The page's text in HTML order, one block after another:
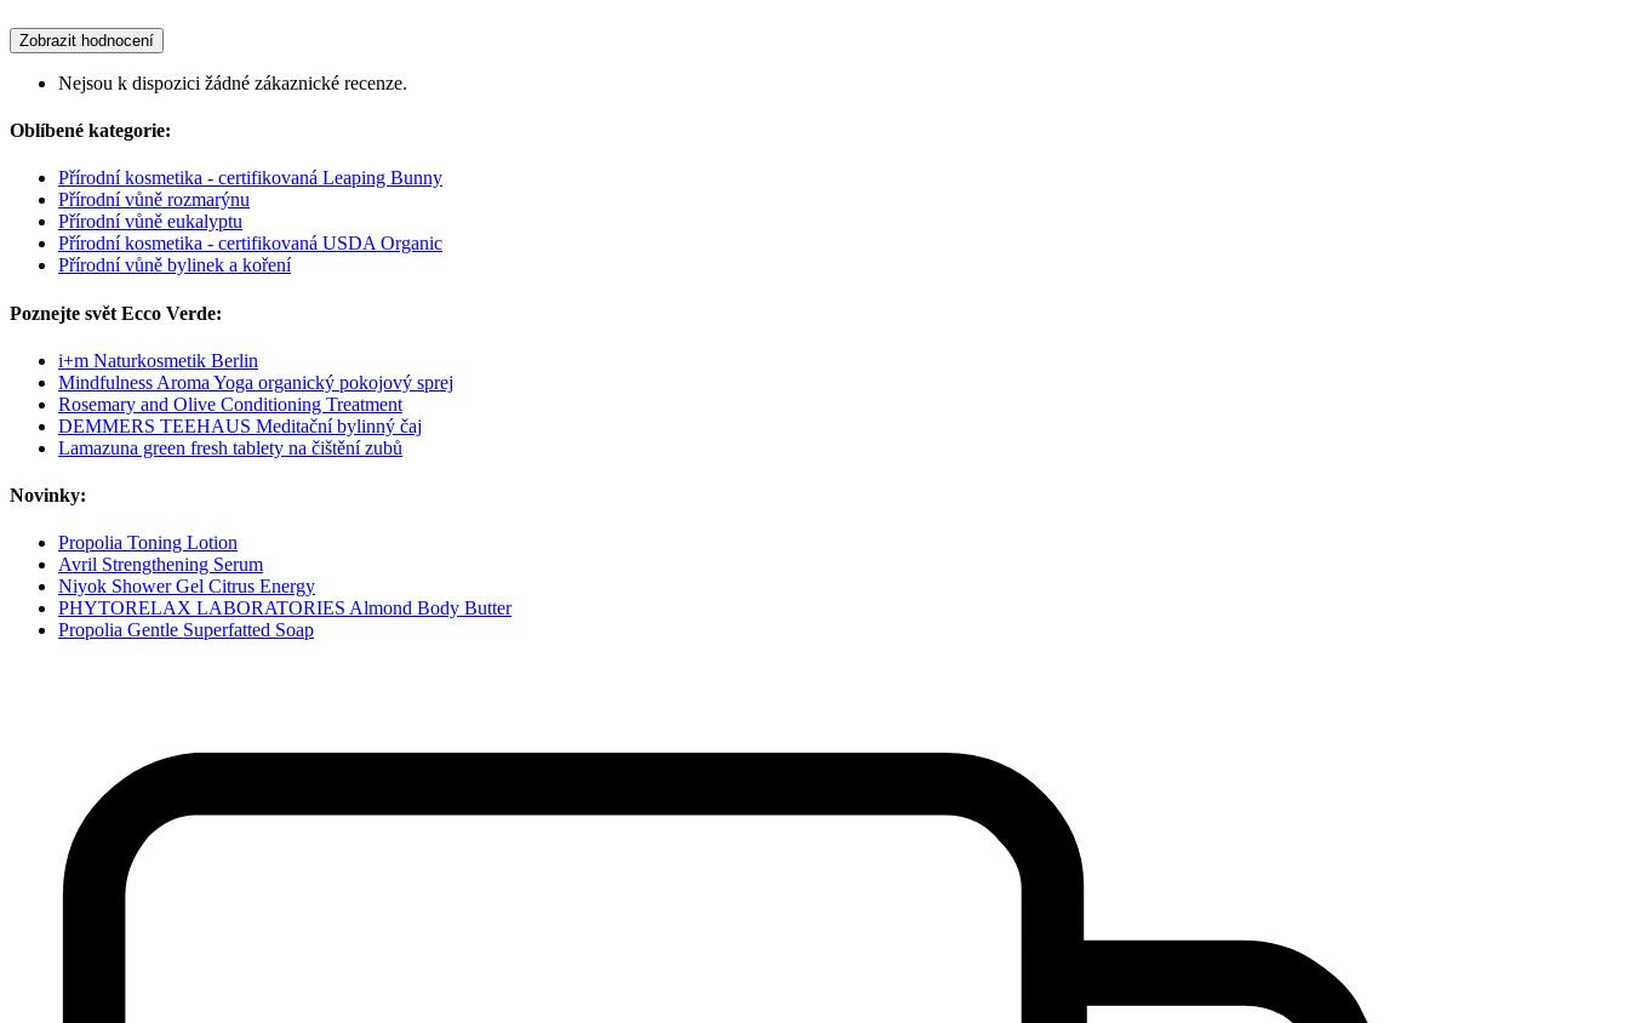
Zobrazit hodnocení
Nejsou k dispozici žádné zákaznické recenze.
Oblíbené kategorie:
Přírodní kosmetika - certifikovaná Leaping Bunny
Přírodní vůně rozmarýnu
Přírodní vůně eukalyptu
Přírodní kosmetika - certifikovaná USDA Organic
Přírodní vůně bylinek a koření
Poznejte svět Ecco Verde:
i+m Naturkosmetik Berlin
Mindfulness Aroma Yoga organický pokojový sprej
Rosemary and Olive Conditioning Treatment
DEMMERS TEEHAUS Meditační bylinný čaj
Lamazuna green fresh tablety na čištění zubů
Novinky:
Propolia Toning Lotion
Avril Strengthening Serum
Niyok Shower Gel Citrus Energy
PHYTORELAX LABORATORIES Almond Body Butter
Propolia Gentle Superfatted Soap